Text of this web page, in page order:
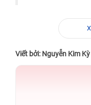
Viết bởi: Nguyễn Kim Kỳ